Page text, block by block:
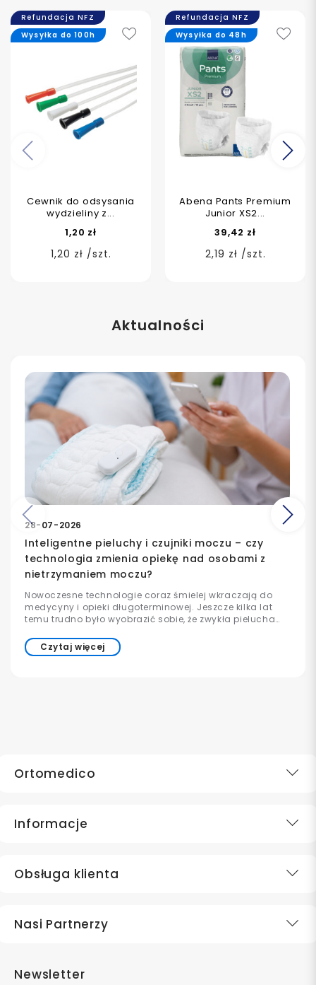
Refundacja NFZ
Cewnik do odsysania
wydzieliny z...
1,20 zł
1,20 zł /szt.
Wysyłka do 100h
Refundacja NFZ
Abena Pants Premium
Junior XS2...
39,42 zł
2,19 zł /szt.
Wysyłka do 48h
Poprzedni
Aktualności
28-07-2026
Inteligentne pieluchy i czujniki moczu – czy
technologia zmienia opiekę nad osobami z
nietrzymaniem moczu?
Nowoczesne technologie coraz śmielej wkraczają do
medycyny i opieki długoterminowej. Jeszcze kilka lat
temu trudno było wyobrazić sobie, że zwykła pielucha
informować opiekuna o konieczności wymiany. Dziś
takie rozwiązania już istnieją i są stopniowo wdrażane w
Czytaj więcej
Poprzedni
Ortomedico
Informacje
Obsługa klienta
Nasi Partnerzy
Newsletter